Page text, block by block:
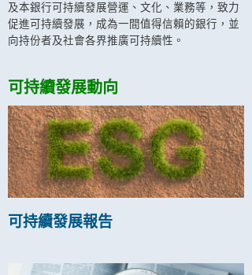
及本銀行可持續發展營運、文化、業務等，致力
促進可持續發展，成為一間值得信賴的銀行，並
向持份者及社會各界推廣可持續性。
可持續發展動向
可持續發展報告